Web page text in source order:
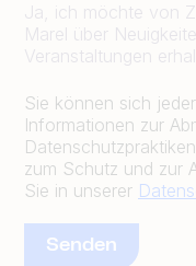
Ja, ich möchte von
Marel über
Veranstaltungen
Sie können sich
Informationen zur
zum Schutz und zur
Sie in unserer